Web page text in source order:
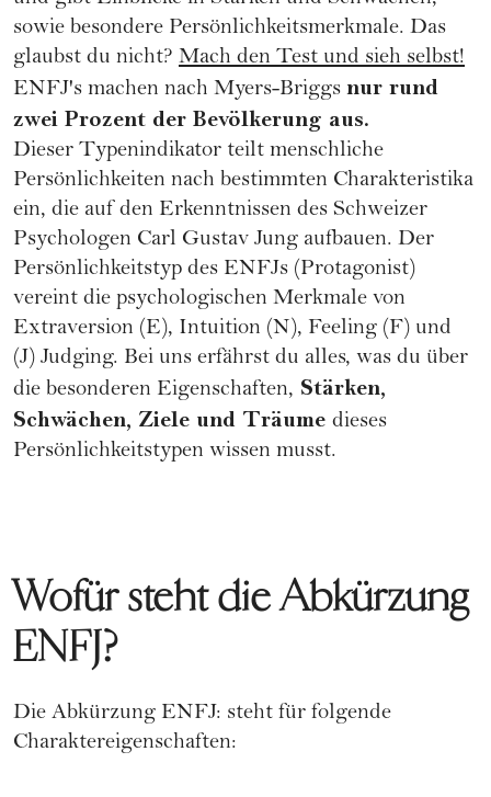
sowie besondere Persönlichkeitsmerkmale. Das
glaubst du nicht? Mach den Test und sieh selbst!
ENFJ's machen nach Myers-Briggs nur rund
zwei Prozent der Bevölkerung aus.
Dieser Typenindikator teilt menschliche
Persönlichkeiten nach bestimmten Charakteristika
ein, die auf den Erkenntnissen des Schweizer
Psychologen Carl Gustav Jung aufbauen. Der
Persönlichkeitstyp des ENFJs (Protagonist)
vereint die psychologischen Merkmale von
Extraversion (E), Intuition (N), Feeling (F) und
(J) Judging. Bei uns erfährst du alles, was du über
die besonderen Eigenschaften, Stärken,
Schwächen, Ziele und Träume dieses
Persönlichkeitstypen wissen musst.
Wofür steht die Abkürzung
ENFJ?
Die Abkürzung ENFJ: steht für folgende
Charaktereigenschaften: